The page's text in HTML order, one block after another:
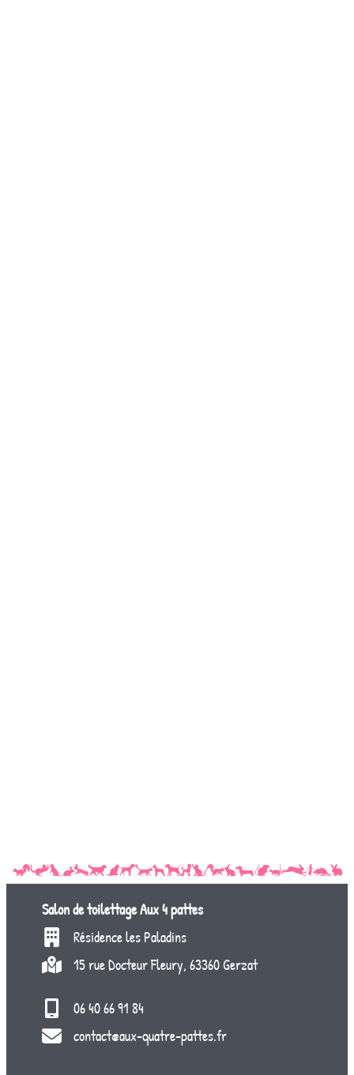
Salon de toilettageAux 4 pattes
Résidence les Paladins
15 rue Docteur Fleury, 63360 Gerzat
06 40 66 91 84
contact@aux-quatre-pattes.fr